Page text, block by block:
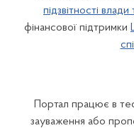
підзвітності
фінансової підтримки
Портал працює в
зауваження або